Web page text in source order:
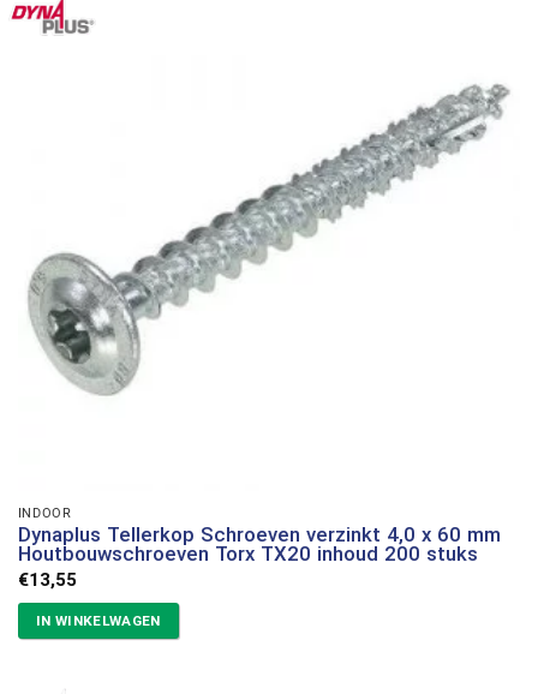
INDOOR
Dynaplus Tellerkop Schroeven verzinkt 4,0 x 60 mm
Houtbouwschroeven Torx TX20 inhoud 200 stuks
€13,55
IN WINKELWAGEN